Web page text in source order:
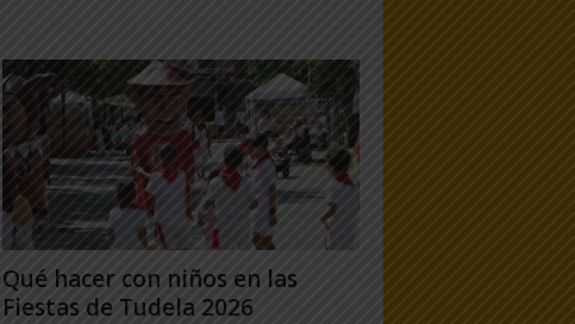
Qué hacer con niños en las
Fiestas de Tudela 2026